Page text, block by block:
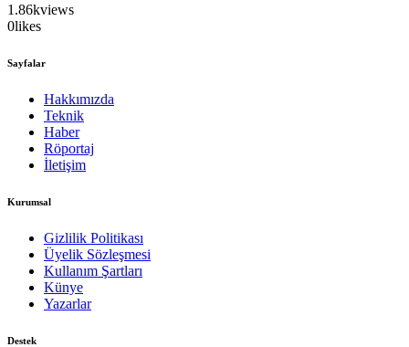
1.86kviews
0likes
Sayfalar
Hakkımızda
Teknik
Haber
Röportaj
İletişim
Kurumsal
Gizlilik Politikası
Üyelik Sözleşmesi
Kullanım Şartları
Künye
Yazarlar
Destek